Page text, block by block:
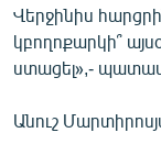
Վերջինիս
կբողոքարկի՞
ստացել»,-
Անուշ